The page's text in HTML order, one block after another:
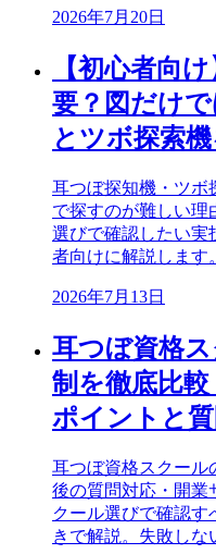
2026年7月20日
【初心者向
要？図だけ
とツボ探索
耳つぼ探知機・ツボ
で探すのが難しい理
選びで確認したい実
者向けに解説します。
2026年7月13日
耳つぼ資格
制を徹底比
ポイントと
耳つぼ資格スクール
後の質問対応・開業
クール選びで確認
きで解説。失敗しな